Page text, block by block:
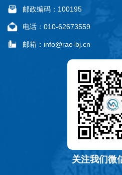
邮政编码：100195
电话：010-62673559
邮箱：info@rae-bj.cn
关注我们微